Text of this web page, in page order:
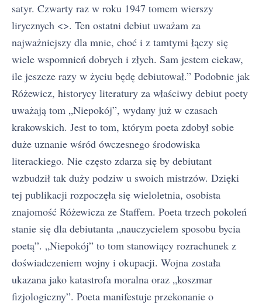
satyr. Czwarty raz w roku 1947 tomem wierszy
lirycznych <>. Ten ostatni debiut uważam za
najważniejszy dla mnie, choć i z tamtymi łączy się
wiele wspomnień dobrych i złych. Sam jestem ciekaw,
ile jeszcze razy w życiu będę debiutował.” Podobnie jak
Różewicz, historycy literatury za właściwy debiut poety
uważają tom „Niepokój”, wydany już w czasach
krakowskich. Jest to tom, którym poeta zdobył sobie
duże uznanie wśród ówczesnego środowiska
literackiego. Nie często zdarza się by debiutant
wzbudził tak duży podziw u swoich mistrzów. Dzięki
tej publikacji rozpoczęła się wieloletnia, osobista
znajomość Różewicza ze Staffem. Poeta trzech pokoleń
stanie się dla debiutanta „nauczycielem sposobu bycia
poetą”. „Niepokój” to tom stanowiący rozrachunek z
doświadczeniem wojny i okupacji. Wojna została
ukazana jako katastrofa moralna oraz „koszmar
fizjologiczny”. Poeta manifestuje przekonanie o